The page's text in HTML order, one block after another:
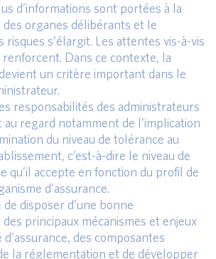
d’informations sont portées à la
des organes délibérants et le
risques s’élargit. Les attentes vis-à-vis
renforcent. Dans ce contexte, la
un critère important dans le
responsabilités des administrateurs
regard notamment de l’implication
du niveau de tolérance au
c’est-à-dire le niveau de
qu’il accepte en fonction du profil de
d’assurance.
disposer d’une bonne
des principaux mécanismes et enjeux
d’assurance, des composantes
la réglementation et de développer